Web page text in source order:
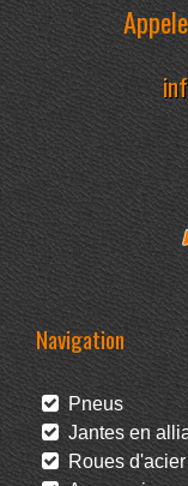
Navigation
Pneus
Jantes en
Roues d'acier